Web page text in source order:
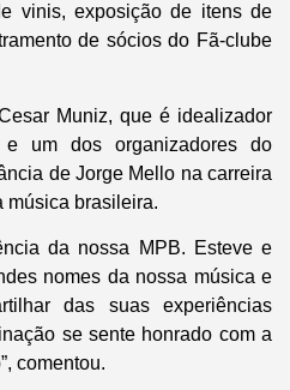
vinis, exposição de itens de
de sócios do Fã-clube
Muniz, que é idealizador
e um dos organizadores do
de Jorge Mello na carreira
música brasileira.
da nossa MPB. Esteve e
nomes da nossa música e
das suas experiências
se sente honrado com a
comentou.